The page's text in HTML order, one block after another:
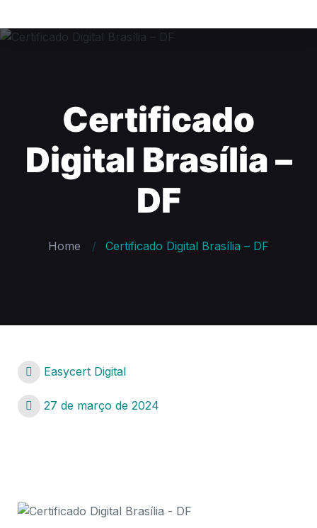
Certificado
Digital Brasília –
DF
Home Certificado Digital Brasília – DF
Easycert Digital
27 de março de 2024